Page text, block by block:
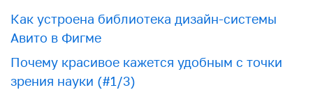
Как устроена библиотека дизайн-системы
Авито в Фигме
Почему красивое кажется удобным с точки
зрения науки (#1/3)